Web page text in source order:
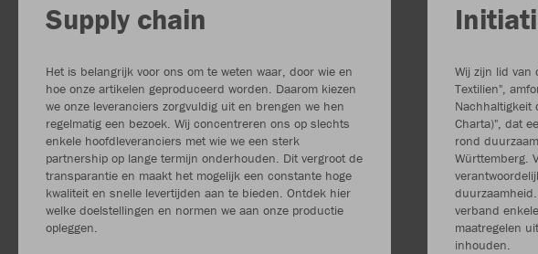
Supply chain
Het is belangrijk voor ons om te weten waar, door wie en
hoe onze artikelen geproduceerd worden. Daarom kiezen
we onze leveranciers zorgvuldig uit en brengen we hen
regelmatig een bezoek. Wij concentreren ons op slechts
enkele hoofdleveranciers met wie we een sterk
partnership op lange termijn onderhouden. Dit vergroot de
transparantie en maakt het mogelijk een constante hoge
kwaliteit en snelle levertijden aan te bieden. Ontdek hier
welke doelstellingen en normen we aan onze productie
opleggen.
Wij zijn lid van
Textilien",
Nachhaltigkeit
Charta)", dat
rond
Württemberg.
verband
maatregelen
inhouden.